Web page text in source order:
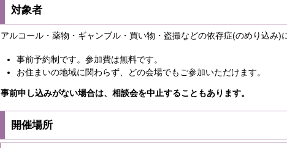
対象者
アルコール・薬物・ギャンブル・買い物・盗撮などの依存症(のめり込み)
事前予約制です。参加費は無料です。
お住まいの地域に関わらず、どの会場でもご参加いただけます。
事前申し込みがない場合は、相談会を中止することもあります。
開催場所